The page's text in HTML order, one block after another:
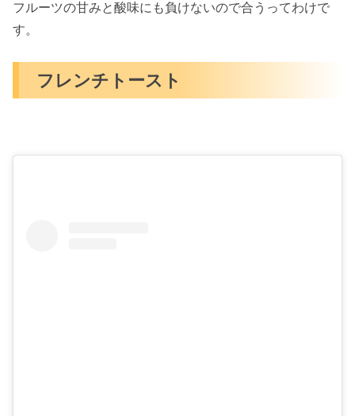
フルーツの甘みと酸味にも負けないので合うってわけで
す。
フレンチトースト